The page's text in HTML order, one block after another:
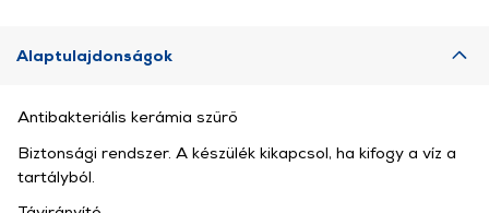
Alaptulajdonságok
Antibakteriális kerámia szűrő
Biztonsági rendszer. A készülék kikapcsol, ha kifogy a víz a
tartályból.